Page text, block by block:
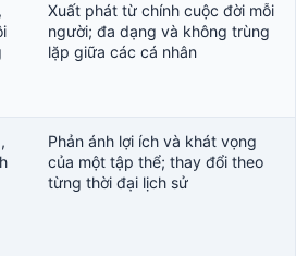
Xuất phát từ chính cuộc đời mỗi
người; đa dạng và không trùng
lặp giữa các cá nhân
Phản ánh lợi ích và khát vọng
của một tập thể; thay đổi theo
từng thời đại lịch sử